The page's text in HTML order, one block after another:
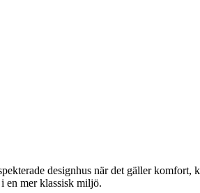
designhus när det gäller
en mer klassisk miljö.